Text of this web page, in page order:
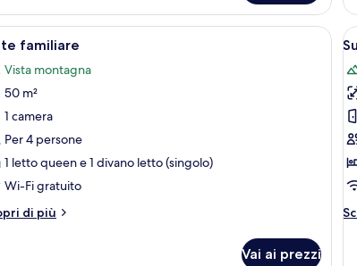
un divano, una televisione e una finestra.Un accogliente soggiorno con un
familiare
Vista montagna
50 m²
1 camera
Per 4 persone
1 letto queen e 1 divano letto (singolo)
Wi-Fi gratuito
di più
Vai ai prezzi
le